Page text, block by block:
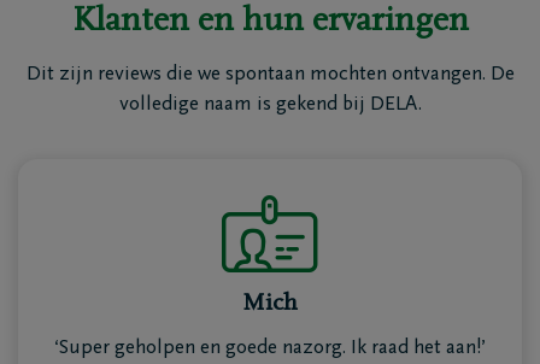
Klanten en hun ervaringen
Dit zijn reviews die we spontaan mochten ontvangen. De
volledige naam is gekend bij DELA.
Mich
‘Super geholpen en goede nazorg. Ik raad het aan!’
Het verlies van een dierbare is een moeilijke periode.
Daarom staan we ook na de uitvaart klaar met
professionele nazorg voor de nabestaanden